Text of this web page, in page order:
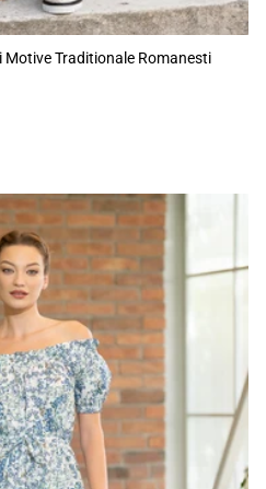
Motive Traditionale Romanesti